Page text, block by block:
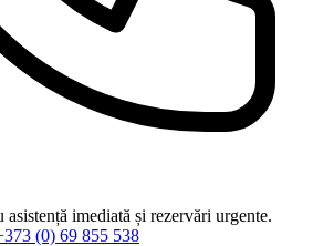
imediată și rezervări urgente.
(0) 69 855 538